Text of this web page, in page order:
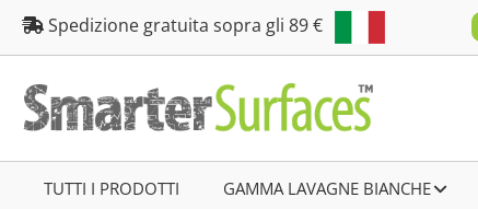
Salta
Spedizione gratuita sopra gli 89 €
TUTTI I PRODOTTI GAMMA LAVAGNE BIANCHE–